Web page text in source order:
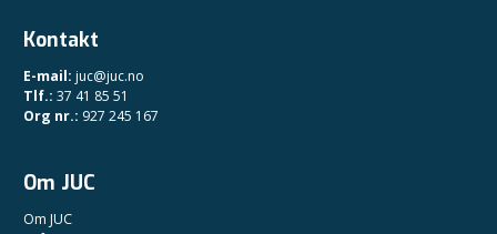
Kontakt
E-mail: juc@juc.no
Tlf.: 37 41 85 51
Org nr.: 927 245 167
Om JUC
Om JUC